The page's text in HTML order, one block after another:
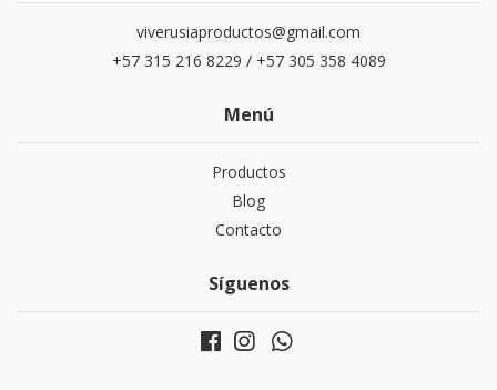
viverusiaproductos@gmail.com
+57 315 216 8229 / +57 305 358 4089
Menú
Productos
Blog
Contacto
Síguenos